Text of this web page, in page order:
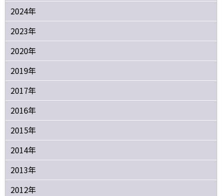
2024年
2023年
2020年
2019年
2017年
2016年
2015年
2014年
2013年
2012年